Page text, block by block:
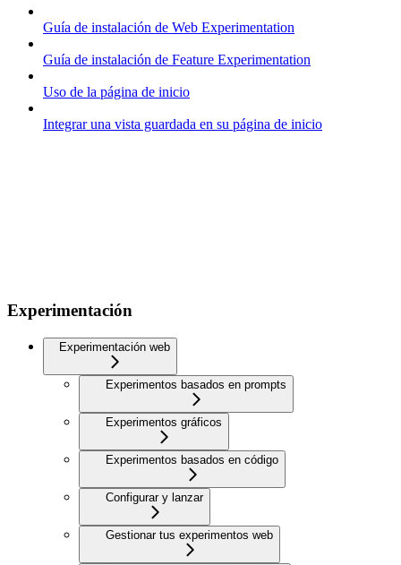
Guía de instalación de Web Experimentation
Guía de instalación de Feature Experimentation
Uso de la página de inicio
Integrar una vista guardada en su página de inicio
Experimentación
Experimentación web
Experimentos basados en prompts
Experimentos gráficos
Experimentos basados en código
Configurar y lanzar
Gestionar tus experimentos web